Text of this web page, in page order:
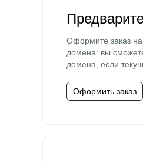
Оформите заказ
домена: вы
домена, если
Оформить заказ